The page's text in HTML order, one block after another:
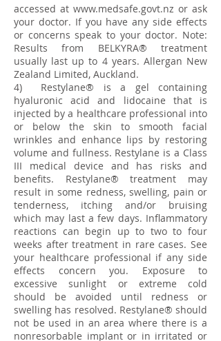
accessed at www.medsafe.govt.nz or ask
your doctor. If you have any side effects
or concerns speak to your doctor. Note:
Results from BELKYRA® treatment
usually last up to 4 years. Allergan New
Zealand Limited, Auckland.
4) Restylane® is a gel containing
hyaluronic acid and lidocaine that is
injected by a healthcare professional into
or below the skin to smooth facial
wrinkles and enhance lips by restoring
volume and fullness. Restylane is a Class
III medical device and has risks and
benefits. Restylane® treatment may
result in some redness, swelling, pain or
tenderness, itching and/or bruising
which may last a few days. Inflammatory
reactions can begin up to two to four
weeks after treatment in rare cases. See
your healthcare professional if any side
effects concern you. Exposure to
excessive sunlight or extreme cold
should be avoided until redness or
swelling has resolved. Restylane® should
not be used in an area where there is a
nonresorbable implant or in irritated or